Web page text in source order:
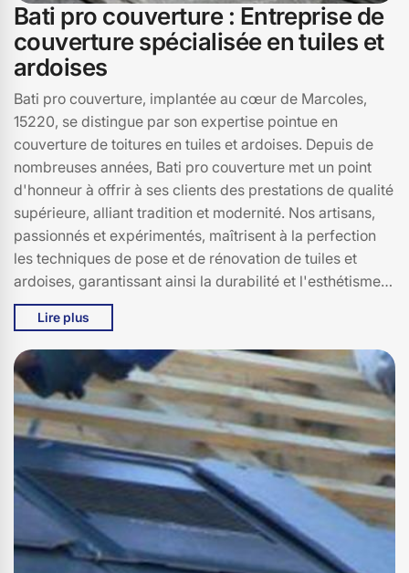
Bati pro couverture : Entreprise de
couverture spécialisée en tuiles et
ardoises
Bati pro couverture, implantée au cœur de Marcoles,
15220, se distingue par son expertise pointue en
couverture de toitures en tuiles et ardoises. Depuis de
nombreuses années, Bati pro couverture met un point
d'honneur à offrir à ses clients des prestations de qualité
supérieure, alliant tradition et modernité. Nos artisans,
passionnés et expérimentés, maîtrisent à la perfection
les techniques de pose et de rénovation de tuiles et
ardoises, garantissant ainsi la durabilité et l'esthétisme
de votre toiture. Nous intervenons sur tout type de projet,
des maisons individuelles aux bâtiments historiques, en
veillant toujours à respecter les spécificités
architecturales de chaque édifice. La satisfaction de nos
clients à Marcoles et ses environs reste notre priorité.
Faites confiance à Bati pro couverture pour un toit à la
fois élégant et résistant, capable de défier les
intempéries et de sublimer votre habitat. Découvrez
l'excellence de notre savoir-faire à 15220 et laissez-
nous prendre soin de votre toiture.
Lire plus